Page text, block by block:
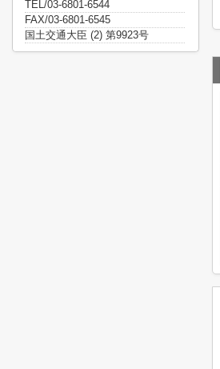
TEL/03-6801-6544
FAX/03-6801-6545
国土交通大臣 (2) 第9923号